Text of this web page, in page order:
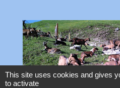
This site uses cookies and gives
to activate